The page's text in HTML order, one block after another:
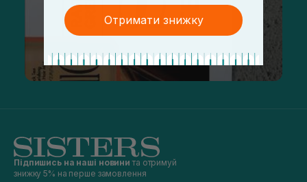
Підпишись на наші новини та отримуй
знижку 5% на перше замовлення
Отримати знижку